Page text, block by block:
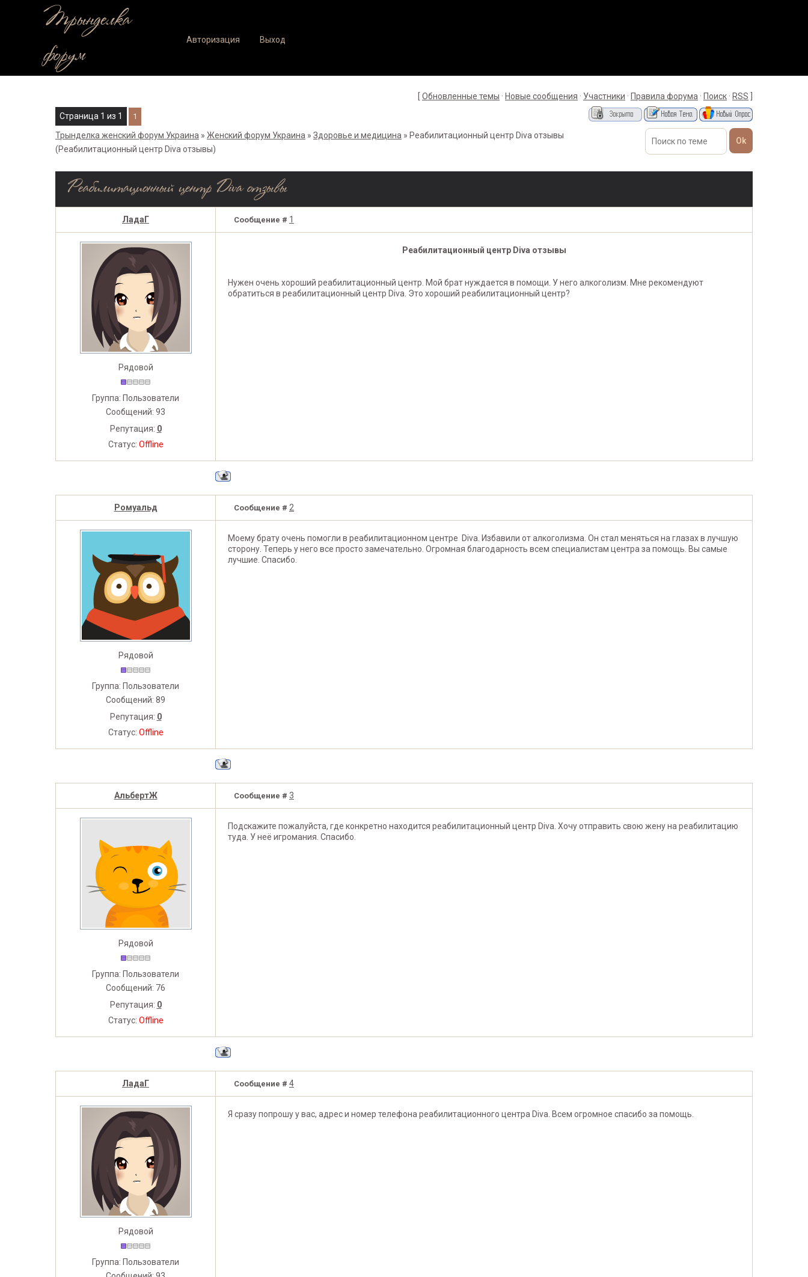
Трынделка
форум
Авторизация Выход
Обновленные темы · Новые сообщения · Участники · Правила форума · Поиск · RSS
Страница 1 из 1 1
Трынделка женский форум Украина » Женский форум Украина » Здоровье и медицина » Реабилитационный центр Diva отзывы
(Реабилитационный центр Diva отзывы)
Реабилитационный центр Diva отзывы
ЛадаГ Сообщение # 1
Рядовой
Группа: Пользователи
Сообщений: 93
Репутация: 0
Статус: Offline
Реабилитационный центр Diva отзывы
Нужен очень хороший реабилитационный центр. Мой брат нуждается в помощи. У него алкоголизм. Мне рекомендуют
обратиться в реабилитационный центр Diva. Это хороший реабилитационный центр?
Ромуальд Сообщение # 2
Рядовой
Группа: Пользователи
Сообщений: 89
Репутация: 0
Статус: Offline
Моему брату очень помогли в реабилитационном центре Diva. Избавили от алкоголизма. Он стал меняться на глазах в лучшую
сторону. Теперь у него все просто замечательно. Огромная благодарность всем специалистам центра за помощь. Вы самые
лучшие. Спасибо.
АльбертЖ Сообщение # 3
Рядовой
Группа: Пользователи
Сообщений: 76
Репутация: 0
Статус: Offline
Подскажите пожалуйста, где конкретно находится реабилитационный центр Diva. Хочу отправить свою жену на реабилитацию
туда. У неё игромания. Спасибо.
ЛадаГ Сообщение # 4
Рядовой
Группа: Пользователи
Я сразу попрошу у вас, адрес и номер телефона реабилитационного центра Diva. Всем огромное спасибо за помощь.